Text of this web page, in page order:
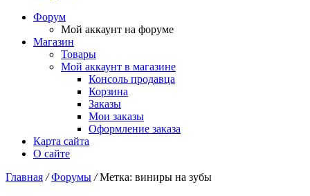
Форум
Мой аккаунт на форуме
Магазин
Товары
Мой аккаунт в магазине
Консоль продавца
Корзина
Заказы
Мои заказы
Оформление заказа
Карта сайта
О сайте
Главная / Форумы / Метка: виниры на зубы